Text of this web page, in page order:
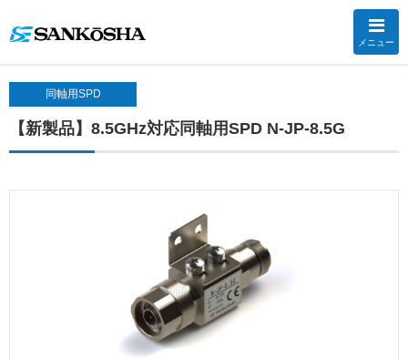
メニュー
同軸用SPD
【新製品】8.5GHz対応同軸用SPD N-JP-8.5G